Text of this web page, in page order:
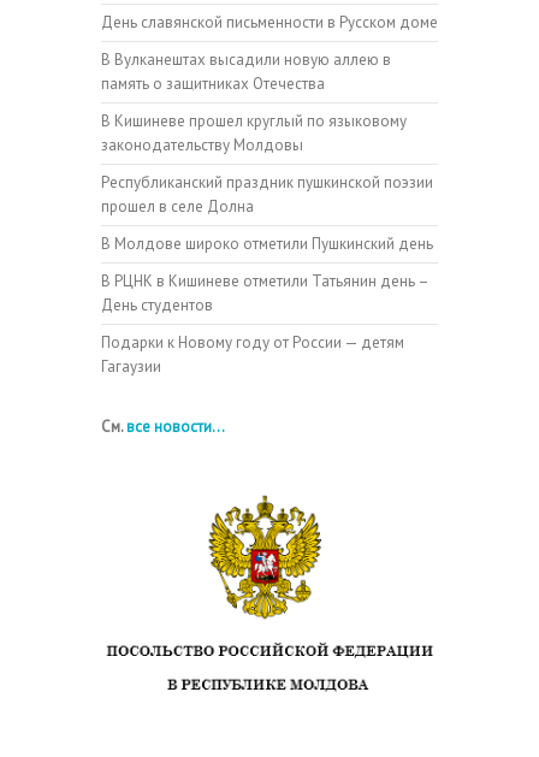
День славянской письменности в Русском доме
В Вулканештах высадили новую аллею в
память о защитниках Отечества
В Кишиневе прошел круглый по языковому
законодательству Молдовы
Республиканский праздник пушкинской поэзии
прошел в селе Долна
В Молдове широко отметили Пушкинский день
В РЦНК в Кишиневе отметили Татьянин день –
День студентов
Подарки к Новому году от России — детям
Гагаузии
См.все новости...